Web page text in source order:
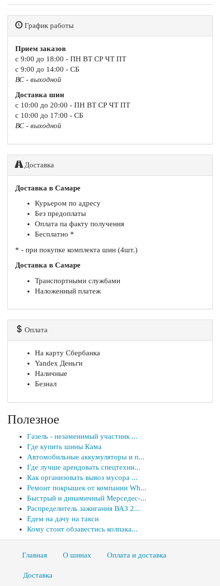
График работы
Прием заказов
с 9:00 до 18:00 - ПН ВТ СР ЧТ ПТ
с 9:00 до 14:00 - СБ
ВС - выходной
Доставка шин
с 10:00 до 20:00 - ПН ВТ СР ЧТ ПТ
с 10:00 до 17:00 - СБ
ВС - выходной
Доставка
Доставка в Самаре
Курьером по адресу
Без предоплаты
Оплата па факту получения
Бесплатно *
* - при покупке комплекта шин (4шт.)
Доставка в Самаре
Транспортными службами
Наложенный платеж
Оплата
На карту Сбербанка
Yandex Деньги
Наличные
Безнал
Полезное
Газель - незаменимый участник ...
Где купить шины Кама
Автомобильные аккумуляторы и п...
Где лучше арендовать спецтехни...
Как организовать вывоз мусора ...
Ремонт покрышек от компании Wh...
Быстрый и динамичный Мерседес-...
Распределитель зажигания ВАЗ 2...
Едем на дачу на такси
Кому стоит обзавестись колпака...
Главная О шинах Оплата и доставка
Доставка